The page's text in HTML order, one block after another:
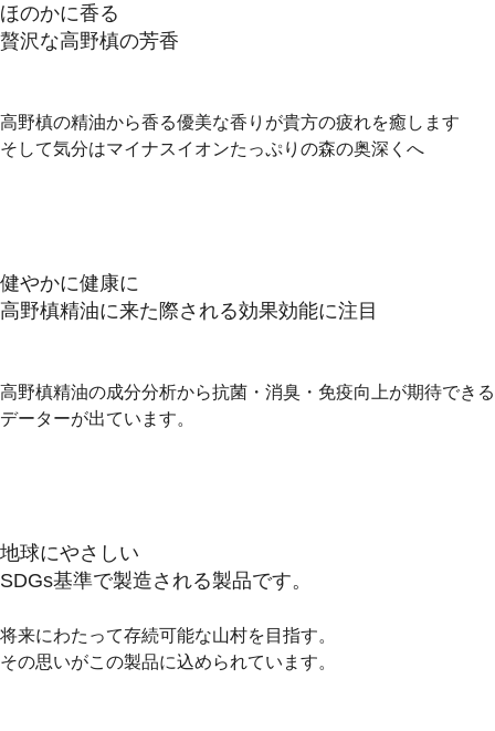
ほのかに香る
贅沢な高野槙の芳香
高野槙の精油から香る優美な香りが貴方の疲れを癒します
そして気分はマイナスイオンたっぷりの森の奥深くへ
健やかに健康に
高野槙精油に来た際される効果効能に注目
高野槙精油の成分分析から抗菌・消臭・免疫向上が期待できる
データーが出ています。
地球にやさしい
SDGs基準で製造される製品です。
将来にわたって存続可能な山村を目指す。
その思いがこの製品に込められています。